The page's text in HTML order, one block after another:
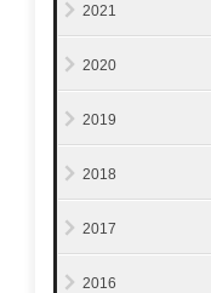
2021
2020
2019
2018
2017
2016